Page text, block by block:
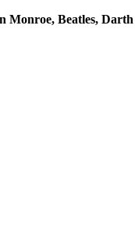
Beatles,